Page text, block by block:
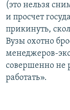
(это нельзя
и просчет
прикинуть,
Вузы охотно
менеджеров-
совершенно не
работать».